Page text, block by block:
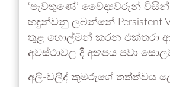
‘පැවතුණේ’ වෛද්‍යවරුන් විසින්
හඳුන්වනු ලබන්නේ Persistent
තුළ හොල්මන් කරන එක්තරා
අවස්ථාවල දී අතපය පවා
අලි-වලීද් කුමරුගේ තත්ත්වය